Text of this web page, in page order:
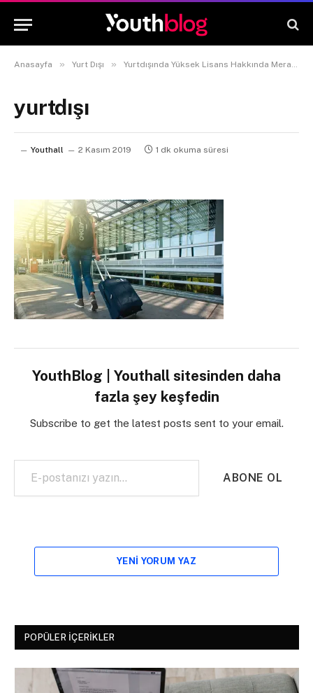
Anasayfa » Yurt Dışı » Yurtdışında Yüksek Lisans Hakkında Merak Ettikleriniz
yurtdışı
Youthall 2 Kasım 2019 1 dk okuma süresi
YouthBlog | Youthall sitesinden daha
fazla şey keşfedin
Subscribe to get the latest posts sent to your email.
E-postanızı yazın…
ABONE OL
YENI YORUM YAZ
POPÜLER İÇERIKLER